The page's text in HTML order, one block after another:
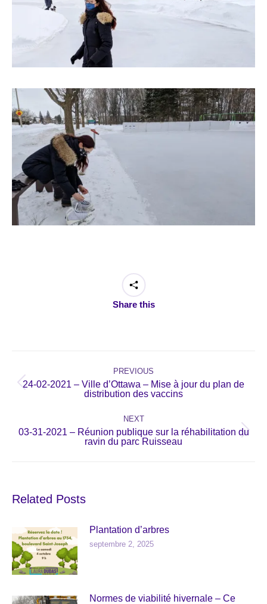
Share this
navigation
PREVIOUS
Previous
post:
24-02-2021 – Ville d’Ottawa – Mise à jour du plan de
distribution des vaccins
NEXT
Next
post:
03-31-2021 – Réunion publique sur la réhabilitation du
ravin du parc Ruisseau
Related Posts
Plantation d’arbres
septembre 2, 2025
Normes de viabilité hivernale – Ce